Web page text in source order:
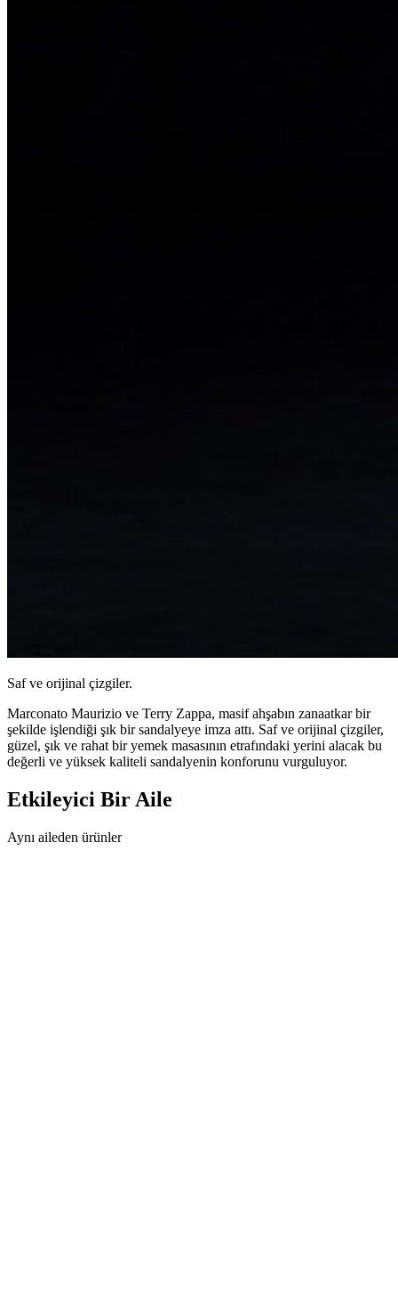
Saf ve orijinal çizgiler.
Marconato Maurizio ve Terry Zappa, masif ahşabın zanaatkar bir
şekilde işlendiği şık bir sandalyeye imza attı. Saf ve orijinal çizgiler,
güzel, şık ve rahat bir yemek masasının etrafındaki yerini alacak bu
değerli ve yüksek kaliteli sandalyenin konforunu vurguluyor.
Etkileyici Bir Aile
Aynı aileden ürünler